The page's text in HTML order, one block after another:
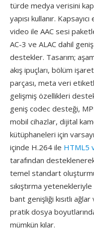
türde medya verisini
yapısı kullanır.
video ile AAC sesi
AC-3 ve ALAC dahil
destekler. Tasarım;
akış ipuçları, bölüm
parçası, meta veri
gelişmiş özellikleri
geniş codec desteği,
mobil cihazlar, dijital
kütüphaneleri için
içinde H.264 ile HTML5
tarafından
temel standart
sıkıştırma
bant genişliği kısıtlı
pratik dosya
mümkün kılar.